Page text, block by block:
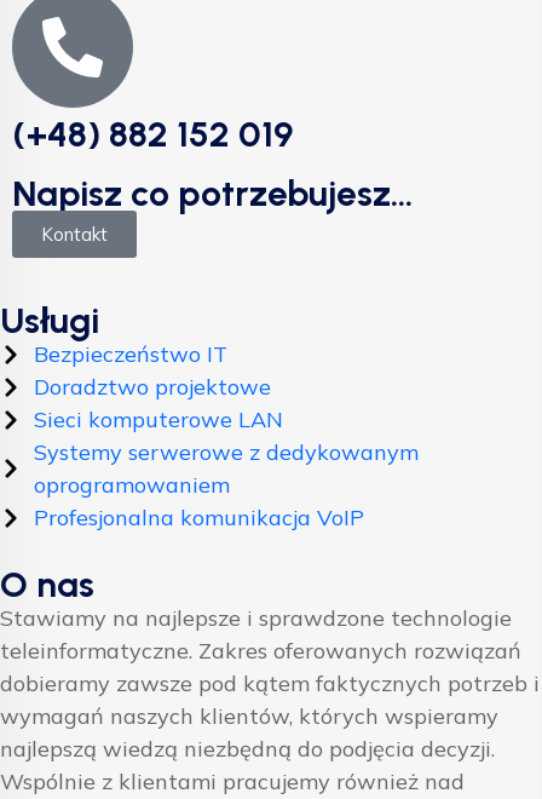
(+48) 882 152 019
Napisz co potrzebujesz...
Kontakt
Usługi
Bezpieczeństwo IT
Doradztwo projektowe
Sieci komputerowe LAN
Systemy serwerowe z dedykowanym
oprogramowaniem
Profesjonalna komunikacja VoIP
O nas
Stawiamy na najlepsze i sprawdzone technologie
teleinformatyczne. Zakres oferowanych rozwiązań
dobieramy zawsze pod kątem faktycznych potrzeb i
wymagań naszych klientów, których wspieramy
najlepszą wiedzą niezbędną do podjęcia decyzji.
Wspólnie z klientami pracujemy również nad